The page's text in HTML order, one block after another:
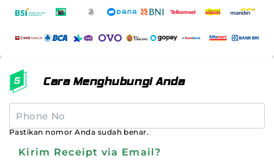
Cara Menghubungi Anda
Pastikan nomor Anda sudah benar.
Kirim Receipt via Email?